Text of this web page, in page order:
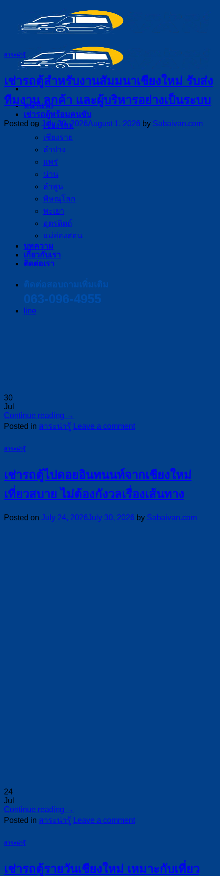
content
หน้าแรก
เช่ารถตู้พร้อมคนขับ
เชียงใหม่
เชียงราย
ลำปาง
แพร่
น่าน
ลำพูน
พิษณุโลก
พะเยา
อุตรดิตถ์
แม่ฮ่องสอน
บทความ
เกี่ยวกับเรา
ติดต่อเรา
ติดต่อสอบถามเพิ่มเติม
063-096-4955
line
สาระน่ารู้
เช่ารถตู้สำหรับงานสัมมนาเชียงใหม่ รับส่ง
ทีมงาน ลูกค้า และผู้บริหารอย่างเป็นระบบ
Posted on July 30, 2026August 1, 2026 by Sabaivan.com
30
Jul
Continue reading →
Posted in สาระน่ารู้ Leave a comment
สาระน่ารู้
เช่ารถตู้ไปดอยอินทนนท์จากเชียงใหม่
เที่ยวสบาย ไม่ต้องกังวลเรื่องเส้นทาง
Posted on July 24, 2026July 30, 2026 by Sabaivan.com
24
Jul
Continue reading →
Posted in สาระน่ารู้ Leave a comment
สาระน่ารู้
เช่ารถตู้รายวันเชียงใหม่ เหมาะกับเที่ยว